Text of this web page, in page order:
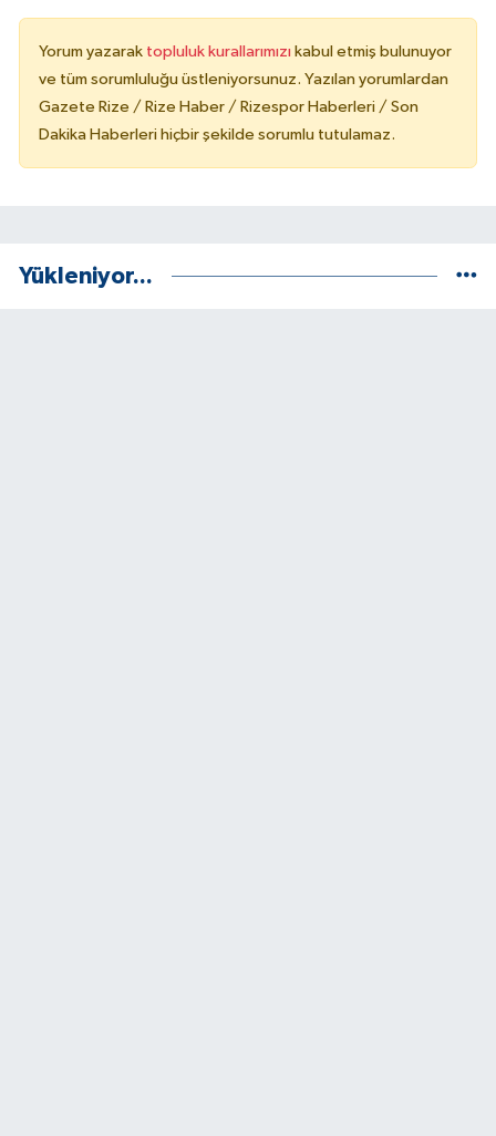
Yorum yazarak topluluk kurallarımızı kabul etmiş bulunuyor
ve tüm sorumluluğu üstleniyorsunuz. Yazılan yorumlardan
Gazete Rize / Rize Haber / Rizespor Haberleri / Son
Dakika Haberleri hiçbir şekilde sorumlu tutulamaz.
Yükleniyor...